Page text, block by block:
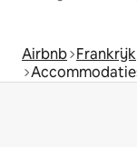
Airbnb Frankrijk